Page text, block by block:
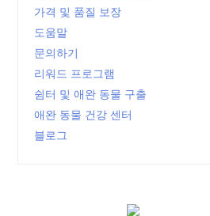
가격 및 품질 보장
도움말
문의하기
리워드 프로그램
쉼터 및 애완 동물 구출
애완 동물 건강 센터
블로그